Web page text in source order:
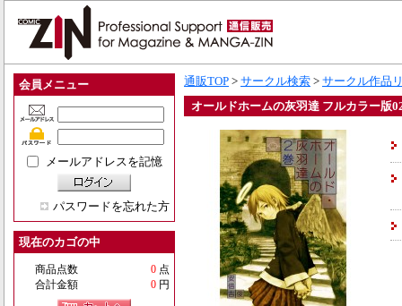
会員メニュー
メールアドレスを記憶
パスワードを忘れた方
現在のカゴの中
商品点数 0 点
合計金額
0 円
通販TOP > サークル検索 > サークル作品
オールドホームの灰羽達 フルカラー版